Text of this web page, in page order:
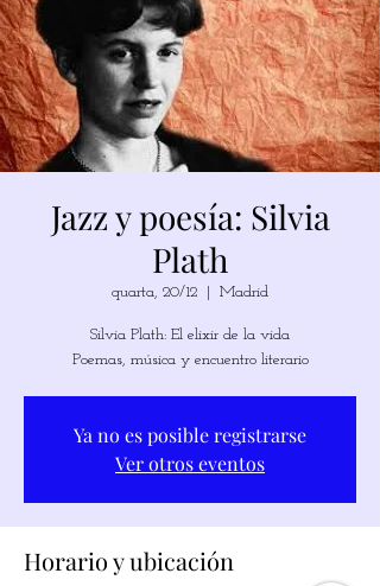
Jazz y poesía: Silvia
Plath
quarta, 20/12 Madrid
Silvia Plath: El elixir de la vida
Poemas, música y encuentro literario
Ya no es posible registrarse
Ver otros eventos
Horario y ubicación